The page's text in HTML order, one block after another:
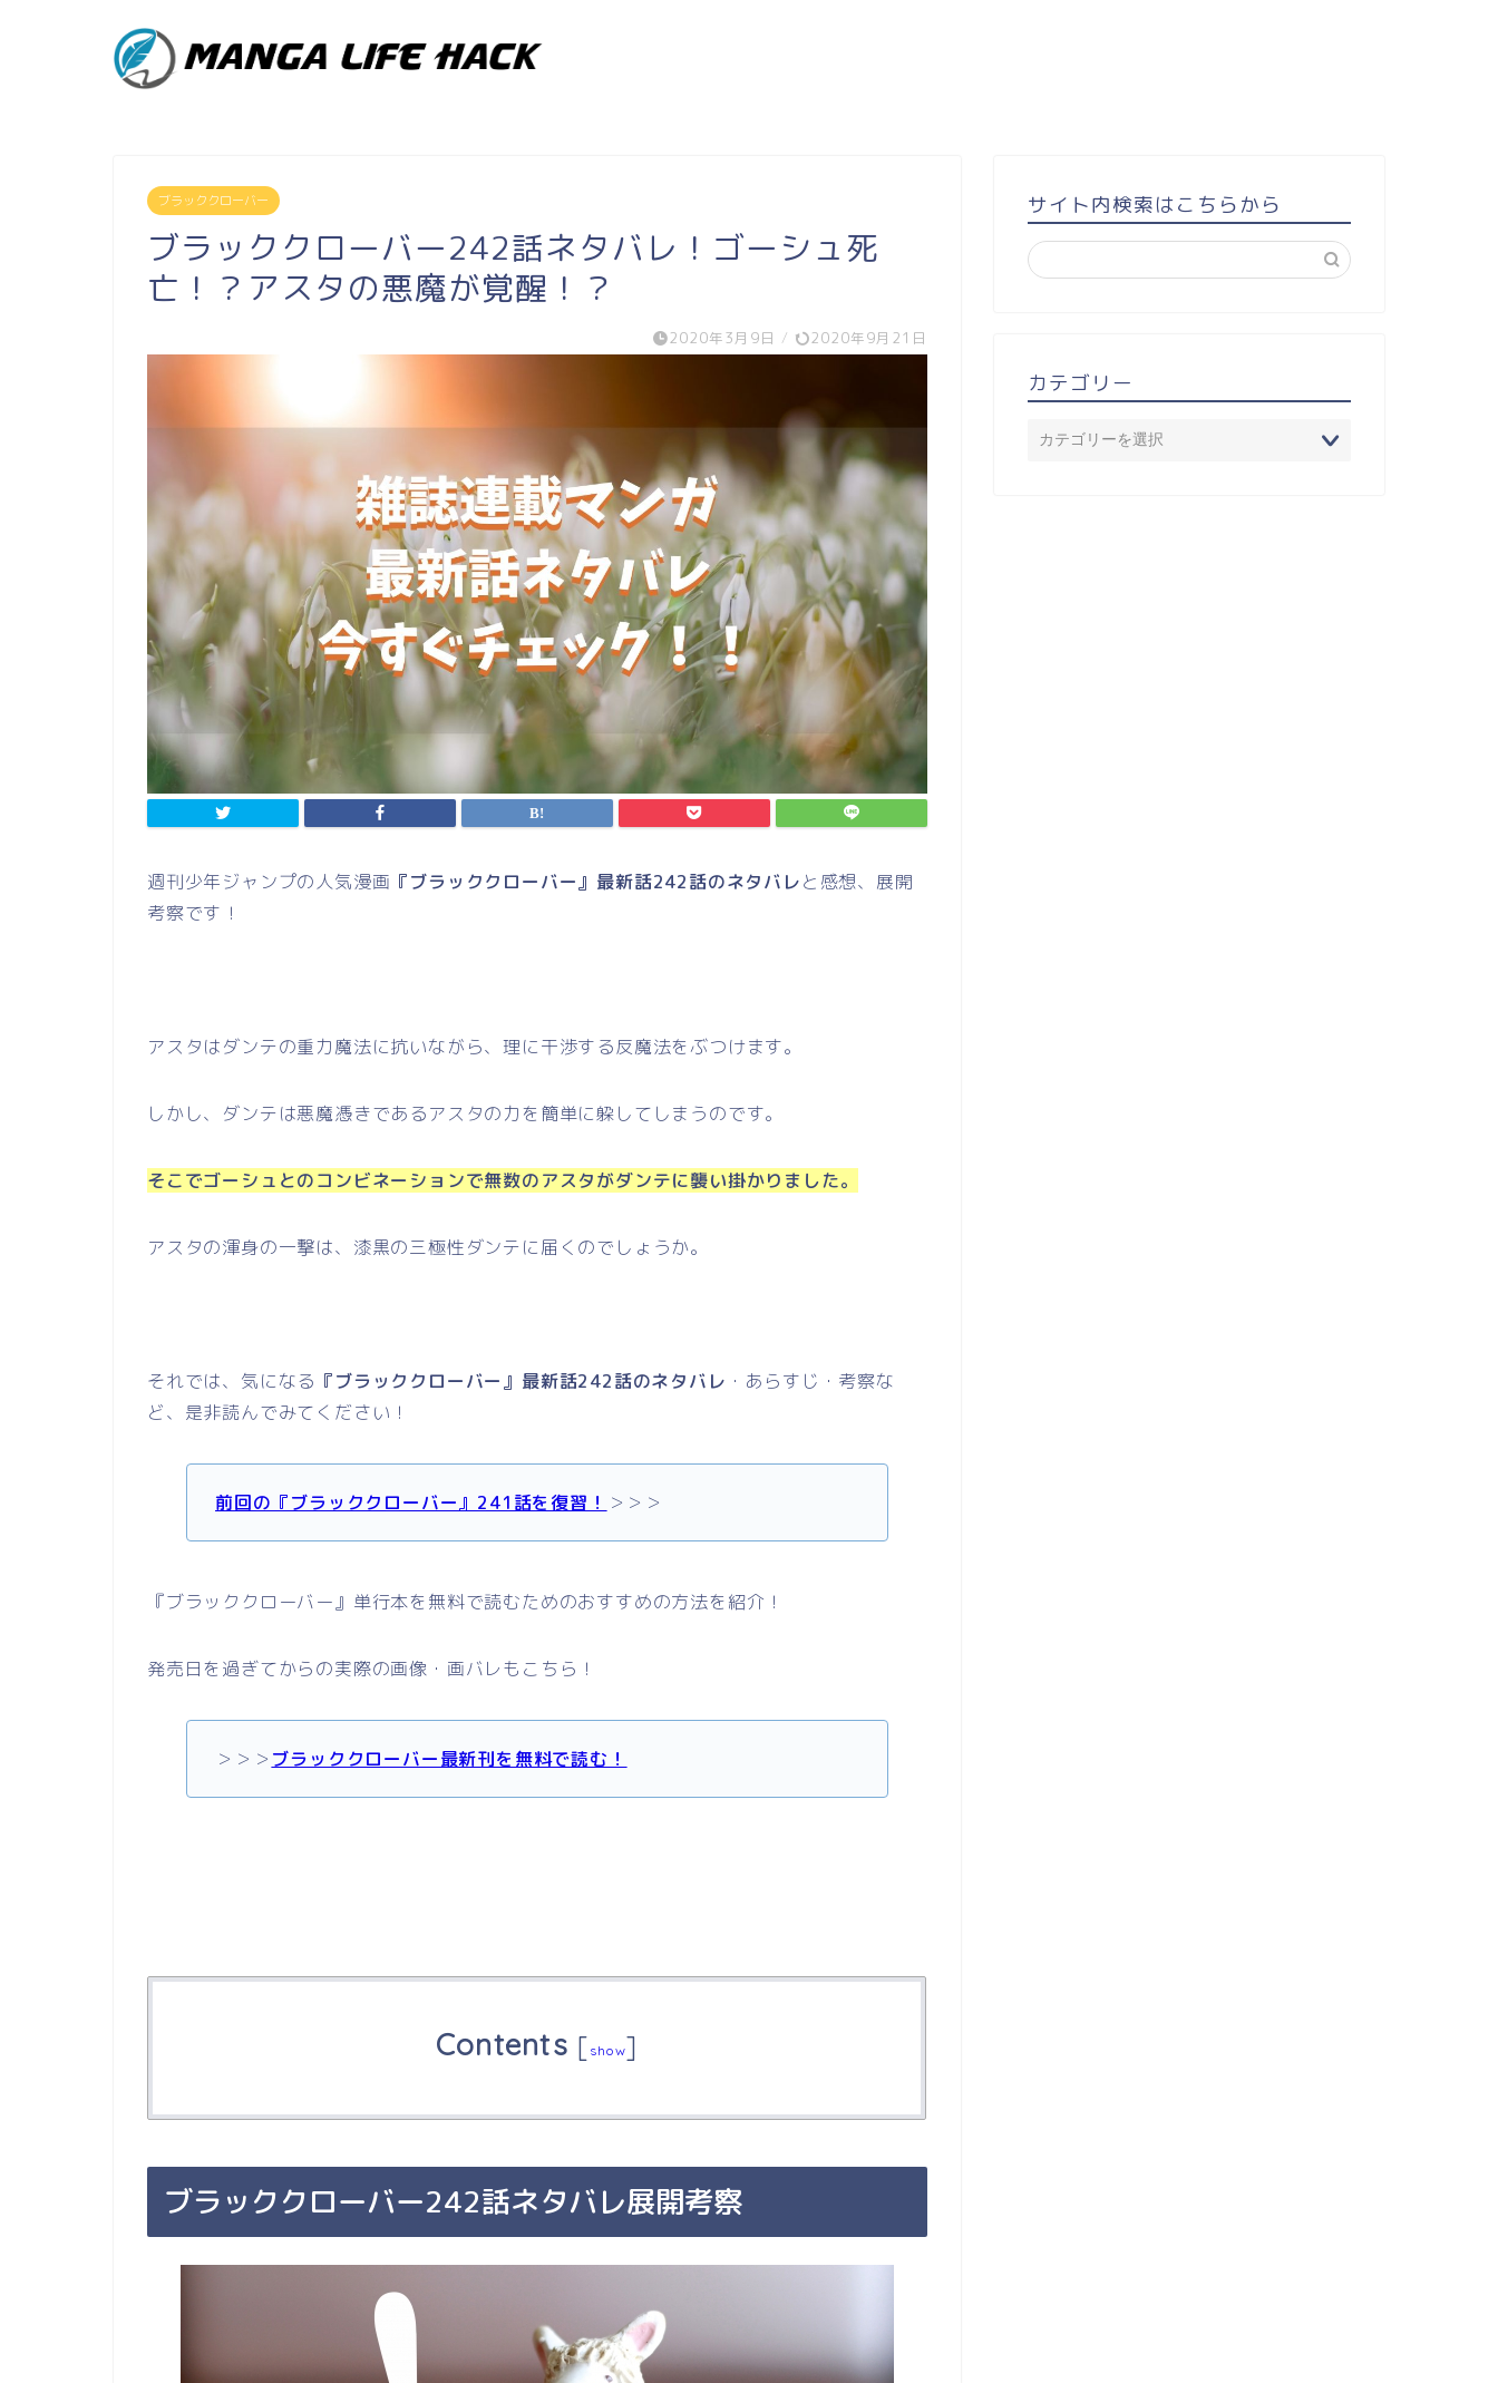
ブラッククローバー
ブラッククローバー242話ネタバレ！ゴーシュ死
亡！？アスタの悪魔が覚醒！？
2020年3月9日 / 2020年9月21日
週刊少年ジャンプの人気漫画 『ブラッククローバー』最新話242話のネタバレと感想、展開
考察です！
アスタはダンテの重力魔法に抗いながら、理に干渉する反魔法をぶつけます。
しかし、ダンテは悪魔憑きであるアスタの力を簡単に躱してしまうのです。
そこでゴーシュとのコンビネーションで無数のアスタがダンテに襲い掛かりました。
アスタの渾身の一撃は、漆黒の三極性ダンテに届くのでしょうか。
それでは、気になる 『ブラッククローバー』最新話242話のネタバレ ・あらすじ・考察な
ど、是非読んでみてください！
前回の『ブラッククローバー』241話を復習！ ＞＞＞
『ブラッククローバー』単行本を無料で読むためのおすすめの方法を紹介！
発売日を過ぎてからの実際の画像・画バレもこちら！
＞＞＞ ブラッククローバー最新刊を無料で読む！
Contents [ show]
ブラッククローバー242話ネタバレ展開考察
サイト内検索はこちらから
カテゴリー